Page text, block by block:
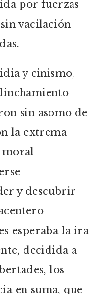
por fuerzas
vacilación
y cinismo,
sin asomo de
la extrema
moral
y descubrir
esperaba la ira
decidida a
los
en suma, que